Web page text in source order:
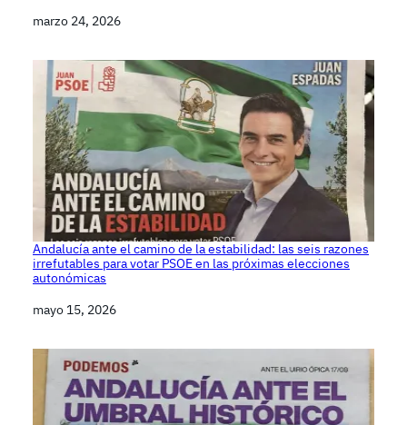
Fecha
marzo 24, 2026
Andalucía ante el camino de la estabilidad: las seis razones
irrefutables para votar PSOE en las próximas elecciones
autonómicas
Fecha
mayo 15, 2026